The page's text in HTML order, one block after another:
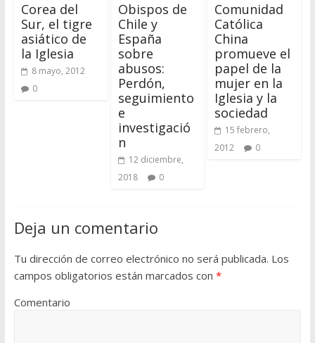
Corea del
Sur, el tigre
asiático de
la Iglesia
8 mayo, 2012
0
Obispos de
Chile y
España
sobre
abusos:
Perdón,
seguimiento
e
investigació
n
12 diciembre,
2018
0
Comunidad
Católica
China
promueve el
papel de la
mujer en la
Iglesia y la
sociedad
15 febrero,
2012
0
Deja un comentario
Tu dirección de correo electrónico no será publicada. Los
campos obligatorios están marcados con *
Comentario